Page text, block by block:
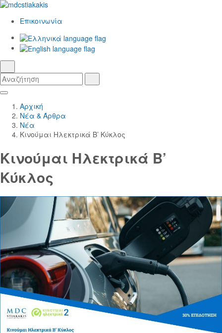
Επικοινωνία
Αναζήτηση
Skip
Main
Content
Κεντρική
Πλοήγηση
Αρχική
Νέα & Άρθρα
Νέα
Κινούμαι Ηλεκτρικά Β’ Κύκλος
Κινούμαι Ηλεκτρικά Β’
Κύκλος